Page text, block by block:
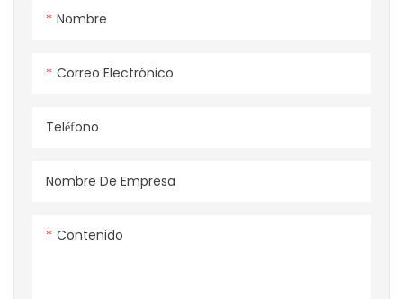
Nombre
Correo Electrónico
Teléfono
Nombre De Empresa
Contenido